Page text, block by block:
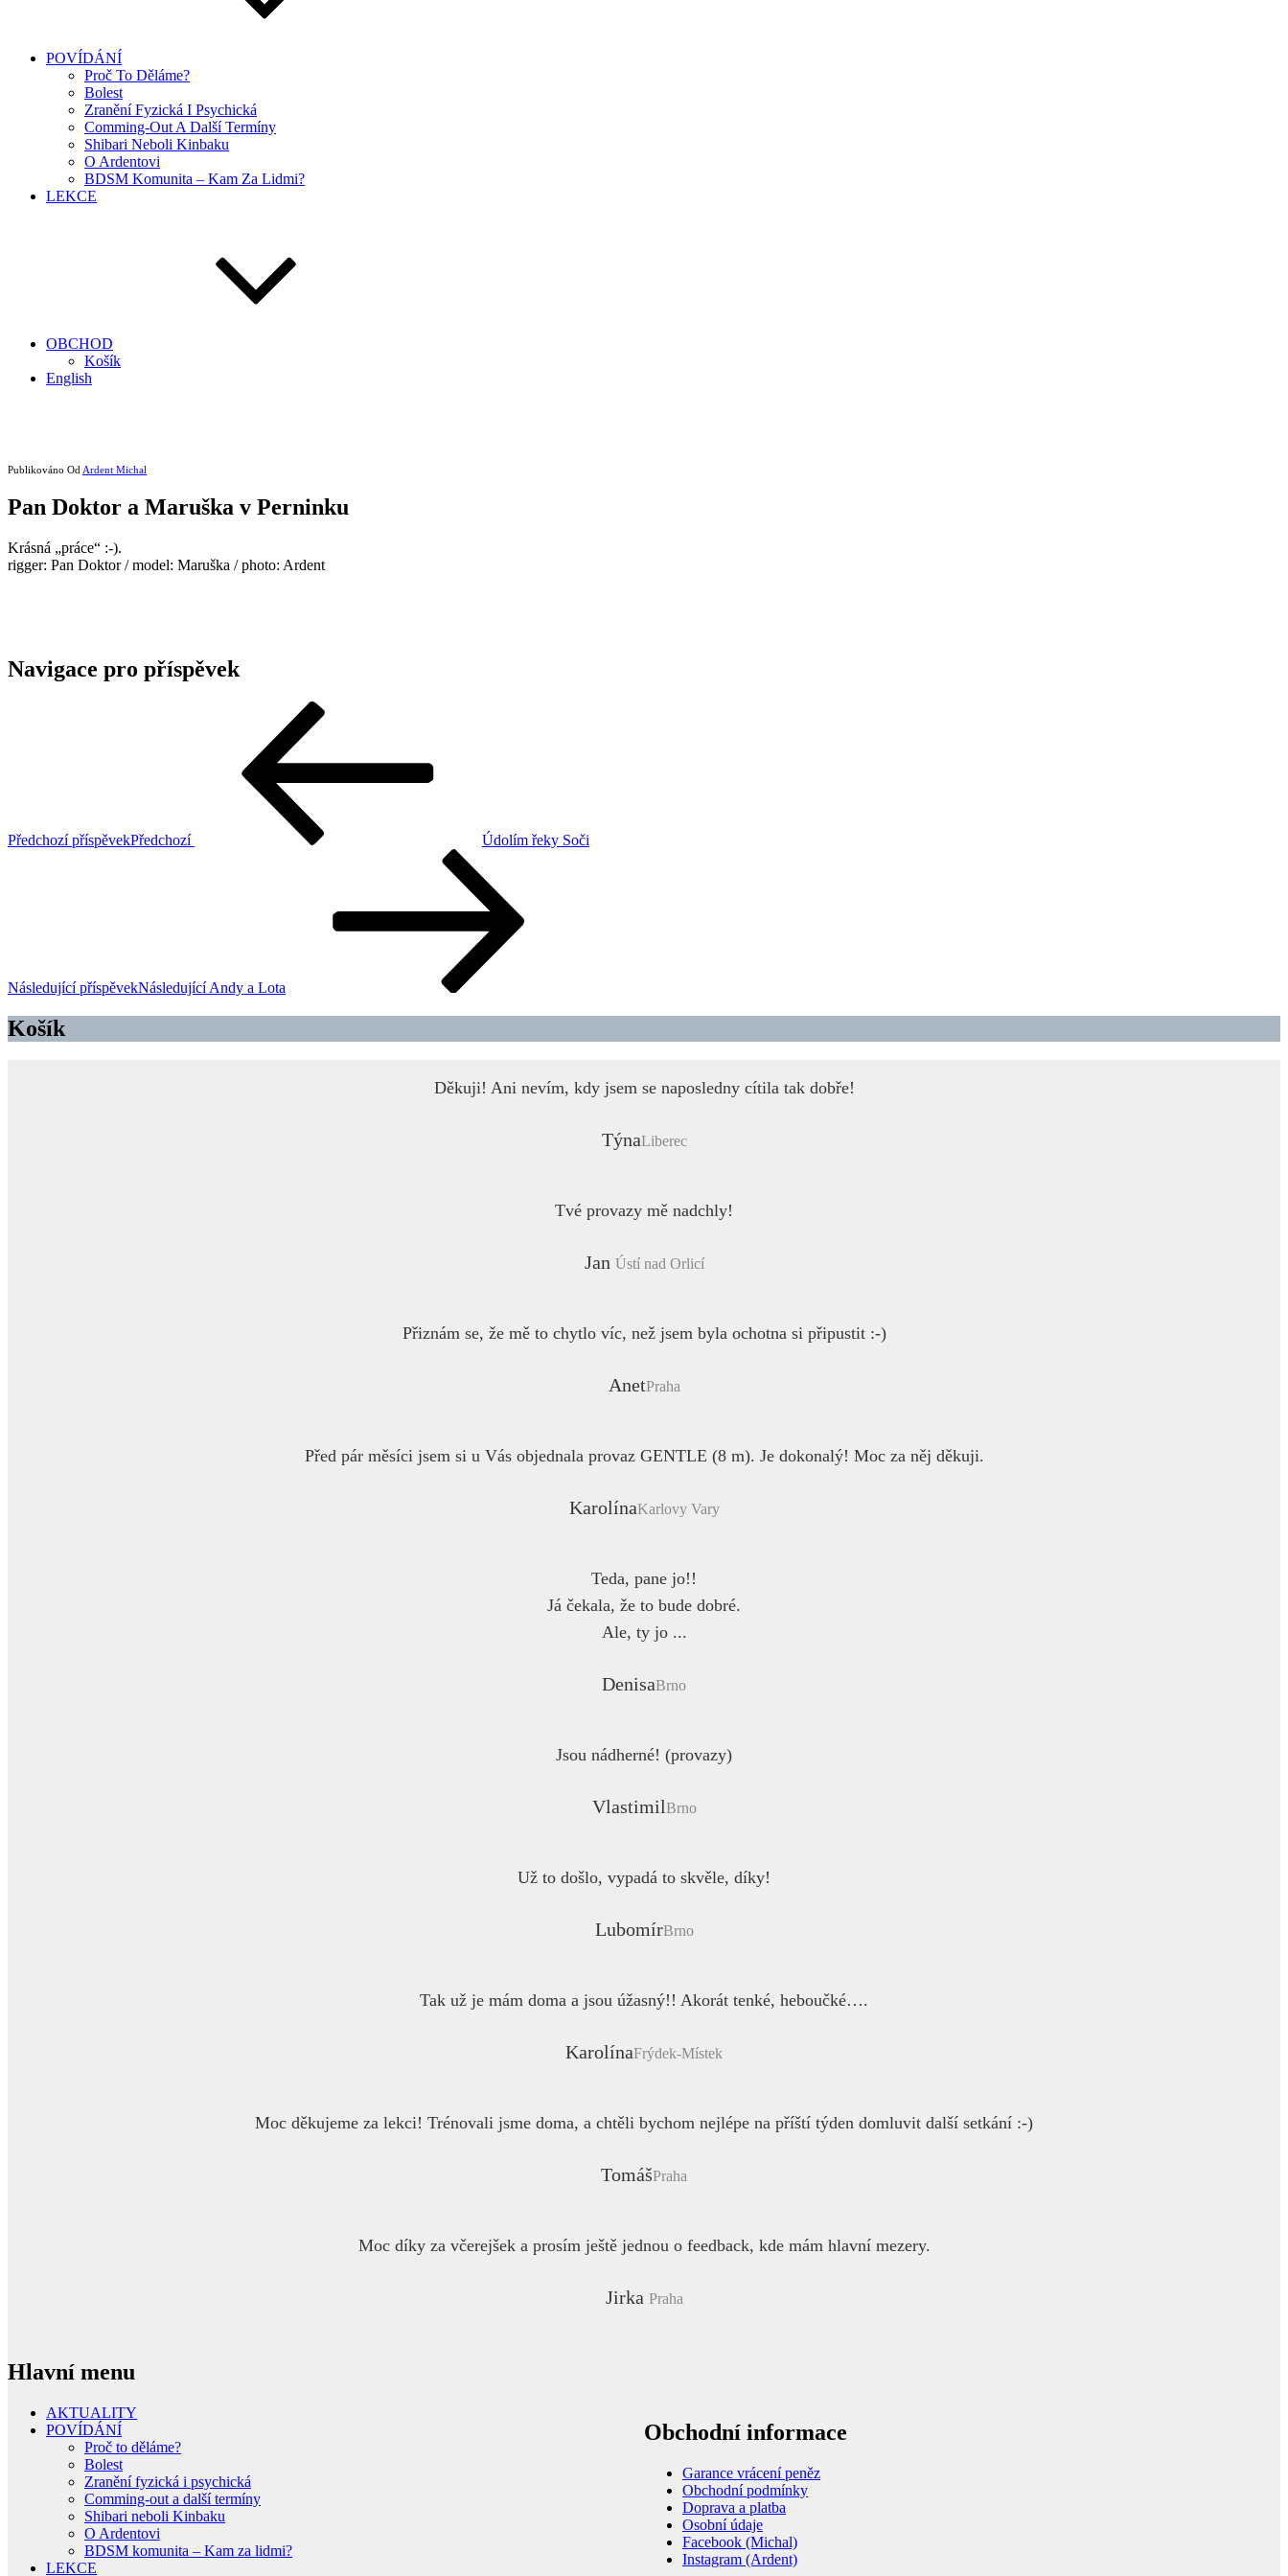
POVÍDÁNÍ
Proč To Děláme?
Bolest
Zranění Fyzická I Psychická
Comming-Out A Další Termíny
Shibari Neboli Kinbaku
O Ardentovi
BDSM Komunita – Kam Za Lidmi?
LEKCE
OBCHOD
Košík
English
Publikováno Od Ardent Michal
Pan Doktor a Maruška v Perninku
Krásná „práce“ :-).
rigger: Pan Doktor / model: Maruška / photo: Ardent
Navigace pro příspěvek
Předchozí příspěvekPředchozí Údolím řeky Soči
Následující příspěvekNásledující Andy a Lota
Košík
Děkuji! Ani nevím, kdy jsem se naposledny cítila tak dobře!
TýnaLiberec
Tvé provazy mě nadchly!
Jan Ústí nad Orlicí
Přiznám se, že mě to chytlo víc, než jsem byla ochotna si připustit :-)
AnetPraha
Před pár měsíci jsem si u Vás objednala provaz GENTLE (8 m). Je dokonalý! Moc za něj děkuji.
KarolínaKarlovy Vary
Teda, pane jo!!
Já čekala, že to bude dobré.
Ale, ty jo ...
DenisaBrno
Jsou nádherné! (provazy)
VlastimilBrno
Už to došlo, vypadá to skvěle, díky!
LubomírBrno
Tak už je mám doma a jsou úžasný!! Akorát tenké, heboučké….
KarolínaFrýdek-Místek
Moc děkujeme za lekci! Trénovali jsme doma, a chtěli bychom nejlépe na příští týden domluvit další setkání :-)
TomášPraha
Moc díky za včerejšek a prosím ještě jednou o feedback, kde mám hlavní mezery.
Jirka Praha
Hlavní menu
AKTUALITY
POVÍDÁNÍ
Proč to děláme?
Bolest
Zranění fyzická i psychická
Comming-out a další termíny
Shibari neboli Kinbaku
O Ardentovi
BDSM komunita – Kam za lidmi?
LEKCE
Obchodní informace
Garance vrácení peněz
Obchodní podmínky
Doprava a platba
Osobní údaje
Facebook (Michal)
Instagram (Ardent)